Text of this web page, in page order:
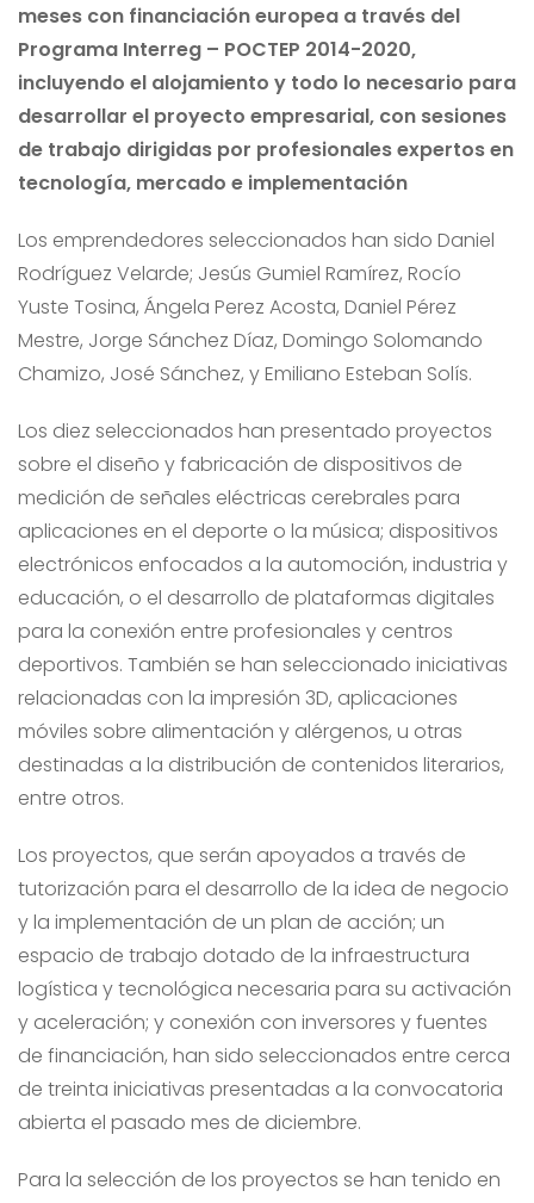
meses con financiación europea a través del
Programa Interreg – POCTEP 2014-2020,
incluyendo el alojamiento y todo lo necesario para
desarrollar el proyecto empresarial, con sesiones
de trabajo dirigidas por profesionales expertos en
tecnología, mercado e implementación
Los emprendedores seleccionados han sido Daniel
Rodríguez Velarde; Jesús Gumiel Ramírez, Rocío
Yuste Tosina, Ángela Perez Acosta, Daniel Pérez
Mestre, Jorge Sánchez Díaz, Domingo Solomando
Chamizo, José Sánchez, y Emiliano Esteban Solís.
Los diez seleccionados han presentado proyectos
sobre el diseño y fabricación de dispositivos de
medición de señales eléctricas cerebrales para
aplicaciones en el deporte o la música; dispositivos
electrónicos enfocados a la automoción, industria y
educación, o el desarrollo de plataformas digitales
para la conexión entre profesionales y centros
deportivos. También se han seleccionado iniciativas
relacionadas con la impresión 3D, aplicaciones
móviles sobre alimentación y alérgenos, u otras
destinadas a la distribución de contenidos literarios,
entre otros.
Los proyectos, que serán apoyados a través de
tutorización para el desarrollo de la idea de negocio
y la implementación de un plan de acción; un
espacio de trabajo dotado de la infraestructura
logística y tecnológica necesaria para su activación
y aceleración; y conexión con inversores y fuentes
de financiación, han sido seleccionados entre cerca
de treinta iniciativas presentadas a la convocatoria
abierta el pasado mes de diciembre.
Para la selección de los proyectos se han tenido en